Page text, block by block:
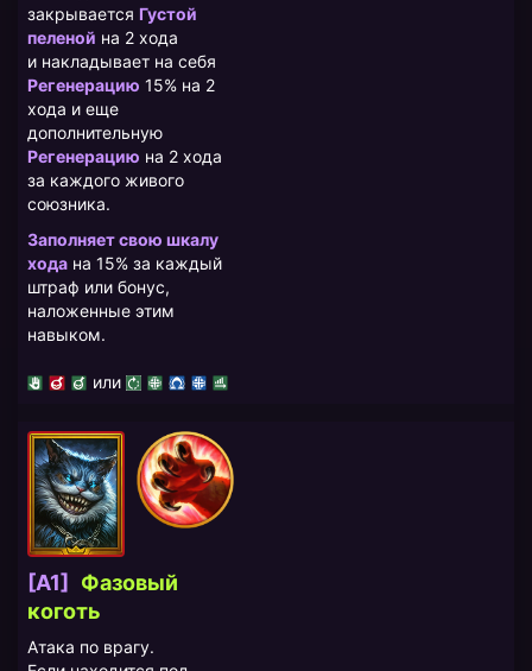
закрывается Густой
пеленой на 2 хода
и накладывает на себя
Регенерацию 15% на 2
хода и еще
дополнительную
Регенерацию на 2 хода
за каждого живого
союзника.
Заполняет свою шкалу
хода на 15% за каждый
штраф или бонус,
наложенные этим
навыком.
или
[A1]
​Фазовый
коготь
Атака по врагу.